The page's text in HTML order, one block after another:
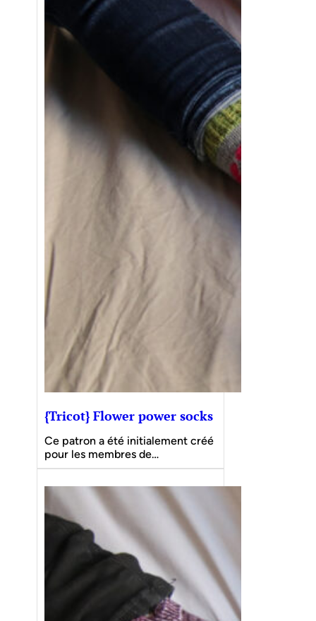
{Tricot} Flower power socks
Ce patron a été initialement créé
pour les membres de…